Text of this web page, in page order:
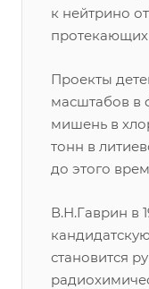
к нейтрино
Проекты
масштабов в
мишень в
тонн в
до этого
В.Н.Гаврин в
становится